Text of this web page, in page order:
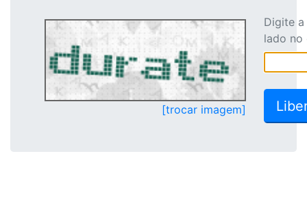
[trocar imagem]
Digite
lado no